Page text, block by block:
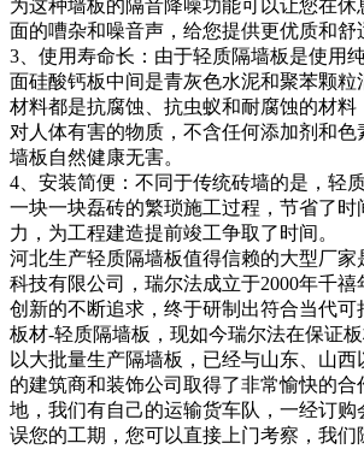
为这种墙板的隔音降噪功能可以让您在
面的嘈杂和噪音声，给您提供更优质和舒
3、使用寿命长：由于轻质隔墙板是使用
面硅酸钙板中间是青灰色水泥和聚苯颗粒
材料都是抗腐蚀、抗虫蚁和耐腐蚀的材料
对人体有害的物质，不含任何添加剂和色
墙板自然健康无害。
4、安装简便：不同于传统砖墙的是，轻
一块一块磊砖的繁琐施工过程，节省了时
力，为工程建造提前竣工争取了时间。
河北生产轻质隔墙板值得信赖的大型厂家
科技有限公司，瑞尔法成立于2000年千
创新的不断追求，终于研制出符合当代可
板材-轻质隔墙板，现如今瑞尔法在保证
以大批量生产隔墙板，已经与山东、山
的建筑商和装饰公司取得了非常愉快的合
地，我们有自己的运输货车队，一经订购
误您的工期，您可以直接上门考察，我们